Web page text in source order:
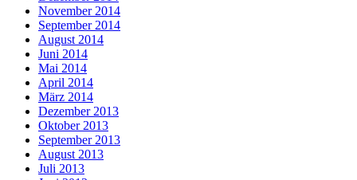
November 2014
September 2014
August 2014
Juni 2014
Mai 2014
April 2014
März 2014
Dezember 2013
Oktober 2013
September 2013
August 2013
Juli 2013